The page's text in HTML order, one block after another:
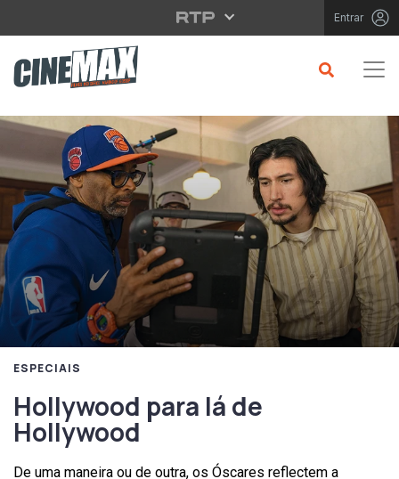
Saltar para o conteúdo principal Entrar
ESPECIAIS
Hollywood para lá de
Hollywood
De uma maneira ou de outra, os Óscares reflectem a